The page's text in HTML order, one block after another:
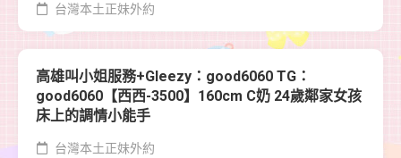
台灣本土正妹外約
高雄叫小姐服務+Gleezy：good6060 TG：
good6060【西西-3500】160cm C奶 24歲鄰家女孩
床上的調情小能手
台灣本土正妹外約